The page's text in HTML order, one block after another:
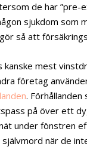
de har ”pre-
sjukdom som
så att
kanske mest
företag
. Förhållanden
på över ett
under fönstren
när de